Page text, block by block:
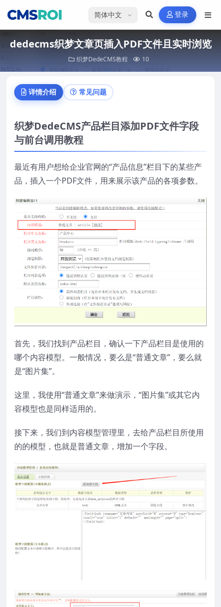
选择语言 登录
dedecms织梦文章页插入PDF文件且实时浏览
织梦DedeCMS教程 10
详情介绍 常见问题
织梦DedeCMS产品栏目添加PDF文件字段
与前台调用教程
最近有用户想给企业官网的“产品信息”栏目下的某些产
品，插入一个PDF文件，用来展示该产品的各项参数。
首先，我们找到产品栏目，确认一下产品栏目是使用的
哪个内容模型。一般情况，要么是“普通文章”，要么就
是“图片集”。
这里，我使用“普通文章”来做演示，“图片集”或其它内
容模型也是同样适用的。
接下来，我们到内容模型管理里，去给产品栏目所使用
的的模型，也就是普通文章，增加一个字段。